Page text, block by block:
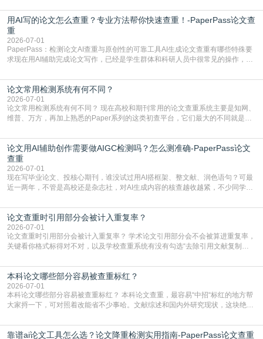
实际情况和大家想的不太一样。AI训练依赖海量公开学术文献、网络内容，生成
内容本质是按照语义概率拼接已有内容，很容易和已发布的作品撞重复，甚至会
直接引用整段已有内容，所以查重率偏高是
用AI写的论文怎么查重？专业方法帮你快速查重！-PaperPass论文查
重
2026-07-01
PaperPass：检测论文AI查重与原创性的可靠工具AI生成论文查重有哪些特殊要
求现在用AI辅助完成论文写作，已经是学生群体和科研人员中很常见的操作，不
但很多人忽略了，AI生成的内容天生带有重复风险——训练AI的数据集本身就包
含大量已公开的学术内容、网络原创内容，AI输出内容时很容易无意识拼接出重
复片
论文常用检测系统有何不同？
2026-07-01
论文常用检测系统有何不同？ 现在高校和期刊常用的论文查重系统主要是知网、
维普、万方，再加上熟悉的Paper系列的这类初查平台，它们最大的不同就是数
查数值误导。知网（CNKI）是学校定稿检测的绝对主流。本科用PMLC，含大学
生联合比对库，能比历届学长论文，硕博用VIP/TMLC，含学术论文联合比对
库，期刊投稿用AMLMC/SML
论文用AI辅助创作需要做AIGC检测吗？怎么测准确-PaperPass论文
查重
2026-07-01
现在写毕业论文、投核心期刊，谁没试过用AI搭框架、整文献、润色语句？可最
近一两年，不管是高校还是杂志社，对AI生成内容的核查越收越紧，不少同学投
真的太亏。提前做AIGC检测，已经成了很多过来人交稿前必做的一步。为什么
AIGC检测成了论文答辩投稿前的必备项？可能还有不少人觉得，我就用AI搭了个
框架，内容都是自己写的，至于做AIG
论文查重时引用部分会被计入重复率？
2026-07-01
论文查重时引用部分会被计入重复率？ 学术论文引用部分会不会被算进重复率，
关键看你格式标得对不对，以及学校查重系统有没有勾选“去除引用文献复制
独占一行，每条文献用[1][2]方括号编号、与正文一一对应，著录项符合GB/T
7714（作者、题名、刊名、年、卷期、页码齐全，标点用半角）；查重系统识别
成功后通常把这段标为引用，
本科论文哪些部分容易被查重标红？
2026-07-01
本科论文哪些部分容易被查重标红？ 本科论文查重，最容易“中招“标红的地方帮
大家捋一下，可对照着改能省不少事哈。文献综述和国内外研究现状，这块绝对
乎一模一样的话，你要是直接复制百度百科、教材或别人写好的综述段落，系统
一抓一个准，整段飘红。研究背景、意义和方法描述也是不可避免，比如“本文采
靠谱ai论文工具怎么选？论文降重检测实用指南-PaperPass论文查重